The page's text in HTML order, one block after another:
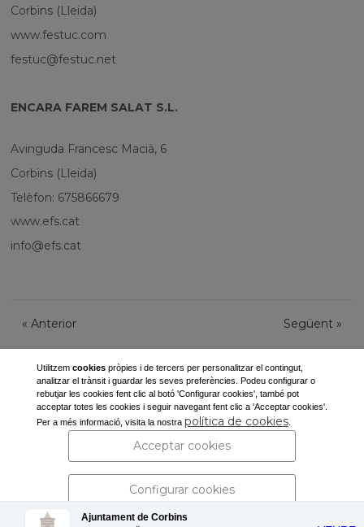
Corbins (Lleida)
www.festuc.com
festuc@festuc.net
ENCARA FAREM SALAT S.L.
Avinguda Francesc Macià, 6
Corbins (Lleida)
Telèfon: 675866679
www.efs.cat
info@efs.cat
«Anterior Següent »
Ajuntament de Corbins
Pl. de la Vila, s/n
Tel: 973 190 117 -secretaria@corbins.cat
Utilitzem cookiespròpies i de tercers per personalitzar el contingut,
analitzar el trànsit i guardar les seves preferències. Podeu configurar o
rebutjar les cookies fent clic al botó 'Configurar cookies', també pot
acceptar totes les cookies i seguir navegant fent clic a 'Acceptar cookies'.
Per a més informació, visita la nostra política de cookies.
Acceptar cookies
Configurar cookies
Ajuntament de Corbins